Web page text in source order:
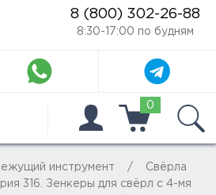
8 (800) 302-26-88
8:30-17:00 по будням
0
инструмент
Свёрла
316. Зенкеры для свёрл с 4-мя